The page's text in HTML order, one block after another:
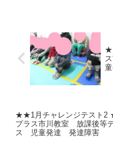
★★1月チャレンジテスト
プラス市川教室 放課後等
ス 児童発達 発達障害